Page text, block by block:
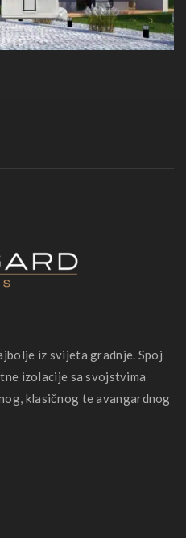
iz svijeta gradnje. Spoj
izolacije sa svojstvima
klasičnog te avangardnog